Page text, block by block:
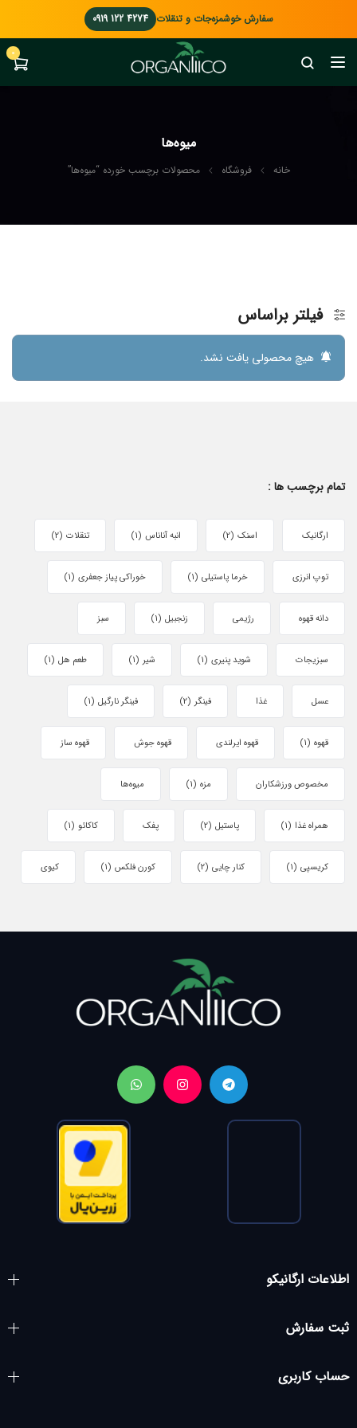
سفارش خوشمزه‌جات و تنقلات 0919 122 4274
0
میوه‌ها
خانه فروشگاه محصولات برچسب خورده “میوه‌ها”
فیلتر براساس
هیچ محصولی یافت نشد.
تمام برچسب ها :
ارگانیک اسنک (2) انبه آناناس (1) تنقلات (2)
توپ انرزی خرما پاستیلی (1) خوراکی پیاز جعفری (1)
دانه قهوه رژیمی زنجبیل (1) سبز
سبزیجات شوید پنیری (1) شیر (1) طعم هل (1)
عسل غذا فینگر (2) فینگر نارگیل (1)
قهوه (1) قهوه ایرلندی قهوه جوش قهوه ساز
مخصوص ورزشکاران مزه (1) میوه‌ها
همراه غذا (1) پاستیل (2) پفک کاکائو (1)
کریسپی (1) کنار چایی (2) کورن فلکس (1) کیوی
اطلاعات ارگانیکو
ثبت سفارش
حساب کاربری